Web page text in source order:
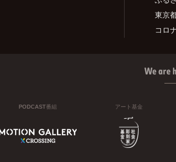
東京
コロ
We are
PODCAST番組 アート基金